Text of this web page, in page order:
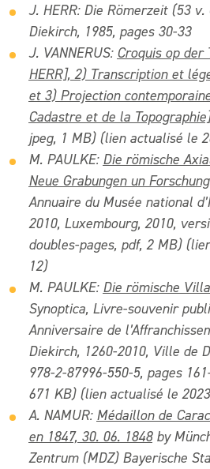
J. HERR: Die Römerzeit (53 v.
Diekirch, 1985, pages 30-33
J. VANNERUS: Croquis op der
HERR], 2) Transcription et
et 3) Projection
Cadastre et de la Topographie]
jpeg, 1 MB) (lien actualisé le
M. PAULKE: Die römische
Neue Grabungen un
Annuaire du Musée national
2010, Luxembourg, 2010,
doubles-pages, pdf, 2 MB)
12)
M. PAULKE: Die römische
Synoptica, Livre-souvenir
Anniversaire de
Diekirch, 1260-2010, Ville de
978-2-87996-550-5, pages
671 KB) (lien actualisé le
A. NAMUR: Médaillon de
en 1847, 30. 06. 1848by
Zentrum (MDZ) Bayerische